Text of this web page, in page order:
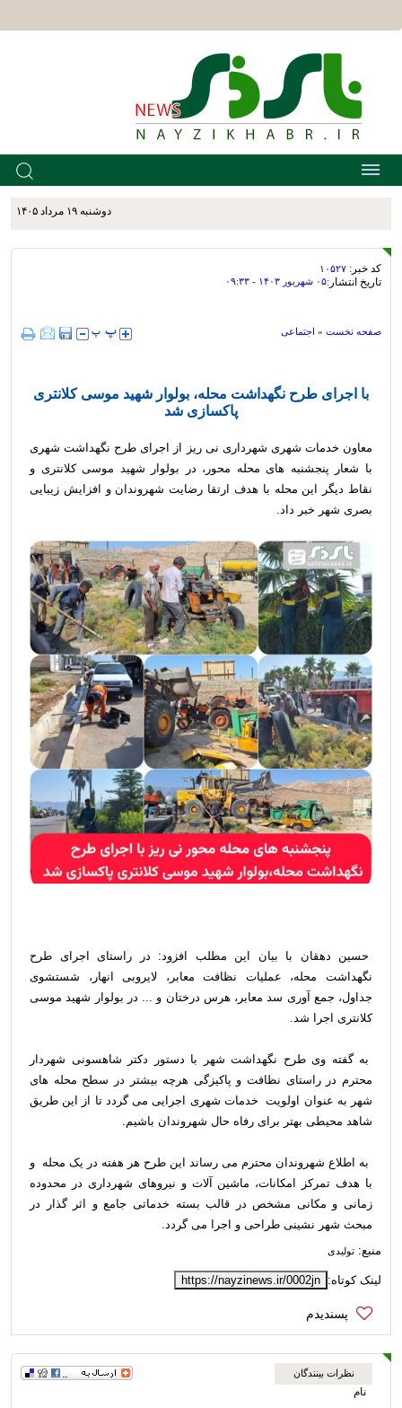
دوشنبه ۱۹ مرداد ۱۴۰۵
کد خبر: ۱۰۵۲۷
تاریخ انتشار:۰۵ شهريور ۱۴۰۳ - ۰۹:۳۳
صفحه نخست » اجتماعی
با اجرای طرح نگهداشت محله، بولوار شهید موسی کلانتری
پاکسازی شد
معاون خدمات شهری شهرداری نی ریز از اجرای طرح نگهداشت شهری
با شعار پنجشنبه های محله محور، در بولوار شهید موسی کلانتری و
نقاط دیگر این محله با هدف ارتقا رضایت شهروندان و افزایش زیبایی
بصری شهر خبر داد.
حسین دهقان با بیان این مطلب افزود: در راستای اجرای طرح
نگهداشت محله، عملیات نظافت معابر، لایروبی انهار، شستشوی
جداول، جمع آوری سد معابر، هرس درختان و ... در بولوار شهید موسی
کلانتری اجرا شد.
به گفته وی طرح نگهداشت شهر با دستور دکتر شاهسونی شهردار
محترم در راستای نظافت و پاکیزگی هرچه بیشتر در سطح محله های
شهر به عنوان اولویت خدمات شهری اجرایی می گردد تا از این طریق
شاهد محیطی بهتر برای رفاه حال شهروندان باشیم.
به اطلاع شهروندان محترم می رساند این طرح هر هفته در یک محله و
با هدف تمرکز امکانات، ماشین آلات و نیروهای شهرداری در محدوده
زمانی و مکانی مشخص در قالب بسته خدماتی جامع و اثر گذار در
مبحث شهر نشینی طراحی و اجرا می گردد.
منبع: تولیدی
لینک کوتاه: https://nayzinews.ir/0002jn
نظرات بینندگان
نام